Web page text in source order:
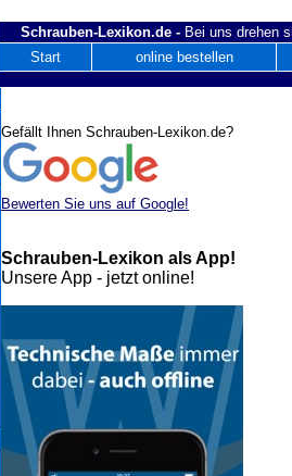
Schrauben-Lexikon.de - Bei uns drehen
Start
online bestellen
Gefällt Ihnen Schrauben-Lexikon.de?
Bewerten Sie uns auf Google!
Schrauben-Lexikon als App!
Unsere App - jetzt online!